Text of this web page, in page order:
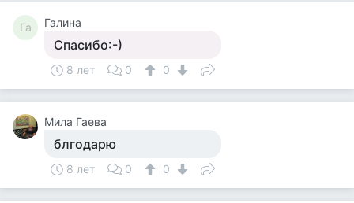
Га Галина
Спасибо:-)
8 лет 0 0
Мила Гаева
блгодарю
8 лет 0 0